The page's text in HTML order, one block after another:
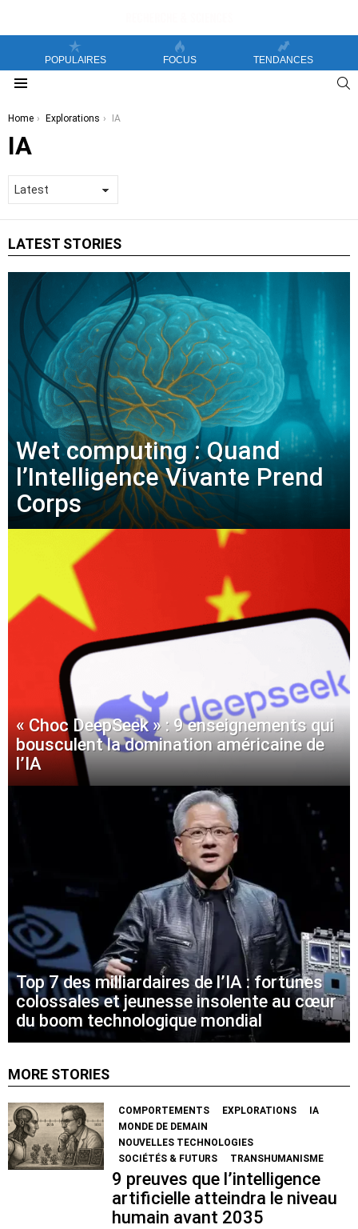
POPULAIRES FOCUS TENDANCES
You are here:
Home Explorations IA
IA
LATEST STORIES
Wet computing : Quand
l’Intelligence Vivante Prend
Corps
« Choc DeepSeek » : 9 enseignements qui
bousculent la domination américaine de
l’IA
Top 7 des milliardaires de l’IA : fortunes
colossales et jeunesse insolente au cœur
du boom technologique mondial
MORE STORIES
COMPORTEMENTS EXPLORATIONS
IA
MONDE DE DEMAIN
NOUVELLES TECHNOLOGIES
SOCIÉTÉS & FUTURS
TRANSHUMANISME
9 preuves que l’intelligence
artificielle atteindra le niveau
humain avant 2035